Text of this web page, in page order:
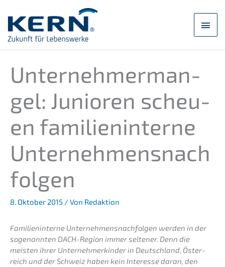
Inhalt
springen
Unter­neh­mer­man­
gel: Junio­ren scheu­
en famili­en­in­ter­ne
Unternehmensnach
folgen
8. Oktober 2015 / Von Redaktion
Famili­en­in­ter­ne Unter­neh­mens­nach­fol­gen werden in der
sogenann­ten DACH-Region immer selte­ner. Denn die
meisten ihrer Unter­neh­mer­kin­der in Deutsch­land, Öster­
reich und der Schweiz haben kein Inter­es­se daran, den